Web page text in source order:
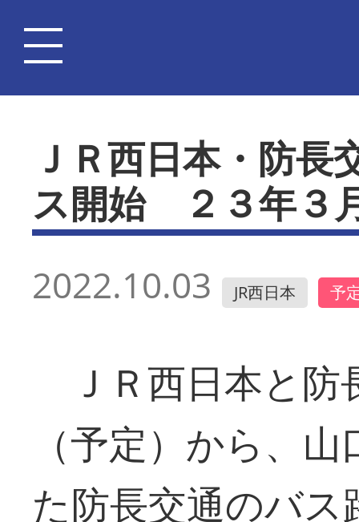
ＪＲ西日本・防
ス開始 ２３年３
2022.10.03 JR西日本 予
ＪＲ西日本と防
（予定）から、
た防長交通のバ